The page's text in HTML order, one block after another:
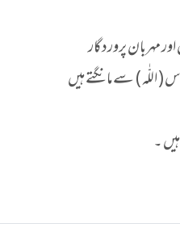
مہربان پروردگار
اللّٰہ ) سے مانگتے ہیں
۔